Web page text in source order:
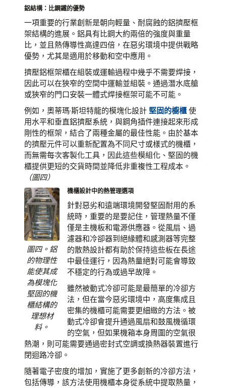
鋁結構：比鋼鐵的優勢
一項重要的行業創新是朝向輕量、耐腐蝕的鋁擠壓框
架結構的進展。鋁具有比鋼大約兩倍的強度與重量
比，並且熱傳導性高達四倍，在惡劣環境中提供戰略
優勢，尤其是適用於移動和空中應用。
擠壓鋁框架櫃在組裝或運輸過程中幾乎不需要焊接，
因此可以在狹窄的空間中運輸並組裝。通過潛水底艙
或狹窄的門口安裝一體式焊接框架可能不可能。
例如，奧蒂瑪·斯坦特龍的模塊化設計 堅固的櫥櫃 使
用水平和垂直鋁擠壓系統，與鋼角插件連接起來形成
剛性的框架，結合了兩種金屬的最佳性能。由於基本
的擠壓元件可以重新配置為不同尺寸或樣式的機櫃，
而無需每次客製化工具，因此這些模組化、堅固的機
櫃提供更短的交貨時間並降低非重複性工程成本。
（圖四）
圖四。鋁
的物理性
能使其成
為模塊化
堅固的機
櫃結構的
理想材
料。
機櫃設計中的熱管理選項
針對惡劣和遠端環境開發堅固耐用的系
統時，重要的是要記住，管理熱量不僅
僅是主機板和電源供應器。從風扇、過
濾器和冷卻器到絕緣體和感測器等完整
的散熱設計都有助於保持這些板在長途
中最佳運行，因為熱量絕對可能會導致
不穩定的行為或過早故障。
雖然被動式冷卻可能是最簡單的冷卻方
法，但在當今惡劣環境中，高度集成且
密集的機櫃可能需要更細緻的方法。被
動式冷卻會提升通過風扇和鼓風機循環
的空氣，但如果機箱本身周圍的空氣很
熱潮，則可能需要通過密封式空調或換熱器裝置進行
閉迴路冷卻。
隨著電子密度的增加，實施了更多創新的冷卻方法，
包括傳導，該方法使用機櫃本身從系統中提取熱量，